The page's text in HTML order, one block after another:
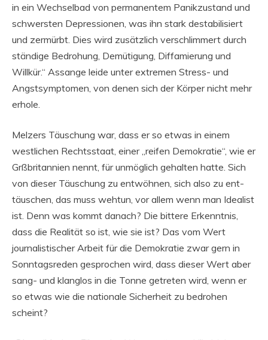
in ein Wechselbad von permanentem Panikzustand und
schwersten Depressionen, was ihn stark destabilisiert
und zermürbt. Dies wird zusätzlich verschlimmert durch
ständige Bedrohung, Demütigung, Diffamierung und
Willkür.“ Assange leide unter extremen Stress- und
Angstsymptomen, von denen sich der Körper nicht mehr
erhole.
Melzers Täuschung war, dass er so etwas in einem
westlichen Rechtsstaat, einer „reifen Demokratie“, wie er
Grßbritannien nennt, für unmöglich gehalten hatte. Sich
von dieser Täuschung zu entwöhnen, sich also zu ent-
täuschen, das muss wehtun, vor allem wenn man Idealist
ist. Denn was kommt danach? Die bittere Erkenntnis,
dass die Realität so ist, wie sie ist? Das vom Wert
journalistischer Arbeit für die Demokratie zwar gern in
Sonntagsreden gesprochen wird, dass dieser Wert aber
sang- und klanglos in die Tonne getreten wird, wenn er
so etwas wie die nationale Sicherheit zu bedrohen
scheint?